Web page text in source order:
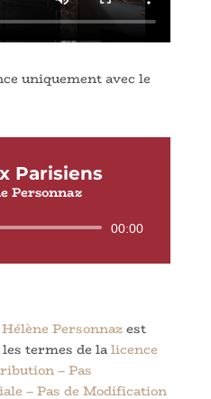
uniquement avec le
Parisiens
Personnaz
Lecteur
00:00
Hélène Personnazest
termes de lalicence
– Pas
– Pas de Modification